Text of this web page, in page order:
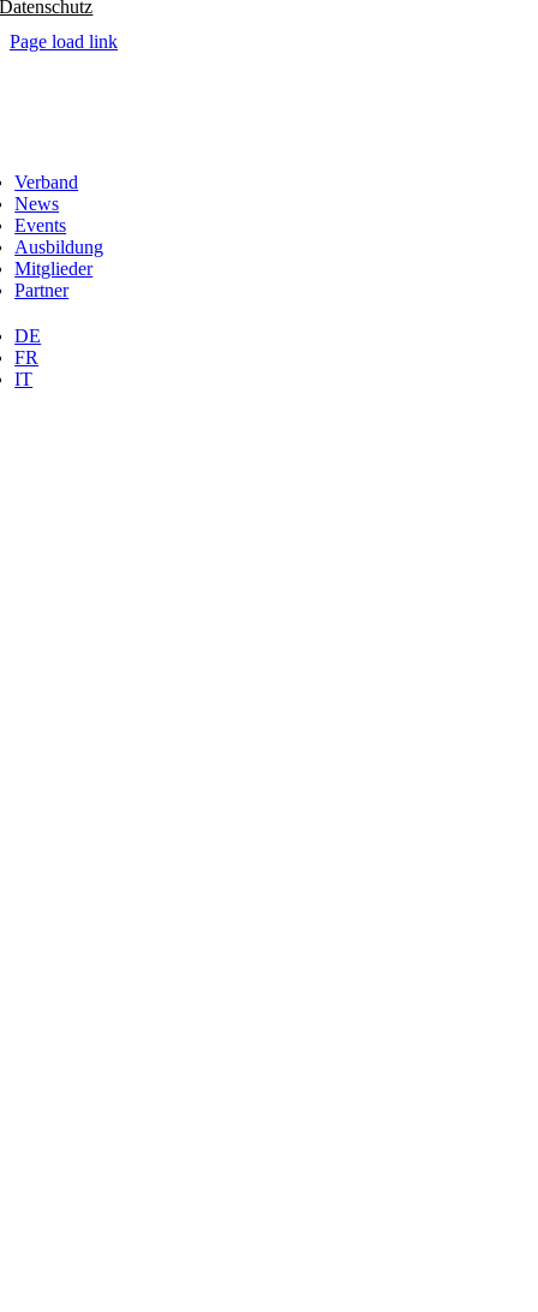
Datenschutz
Page load link
Verband
News
Events
Ausbildung
Mitglieder
Partner
DE
FR
IT